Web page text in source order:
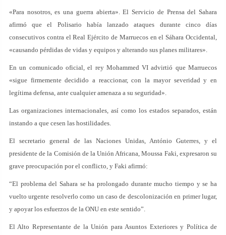
«Para nosotros, es una guerra abierta». El Servicio de Prensa del Sahara
afirmó que el Polisario había lanzado ataques durante cinco días
consecutivos contra el Real Ejército de Marruecos en el Sáhara Occidental,
«causando pérdidas de vidas y equipos y alterando sus planes militares».
En un comunicado oficial, el rey Mohammed VI advirtió que Marruecos
«sigue firmemente decidido a reaccionar, con la mayor severidad y en
legítima defensa, ante cualquier amenaza a su seguridad».
Las organizaciones internacionales, así como los estados separados, están
instando a que cesen las hostilidades.
El secretario general de las Naciones Unidas, António Guterres, y el
presidente de la Comisión de la Unión Africana, Moussa Faki, expresaron su
grave preocupación por el conflicto, y Faki afirmó:
“El problema del Sahara se ha prolongado durante mucho tiempo y se ha
vuelto urgente resolverlo como un caso de descolonización en primer lugar,
y apoyar los esfuerzos de la ONU en este sentido”.
El Alto Representante de la Unión para Asuntos Exteriores y Política de